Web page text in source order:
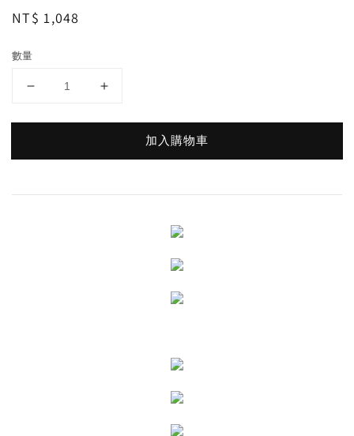
Regular
NT$ 1,048
數量
加入購物車